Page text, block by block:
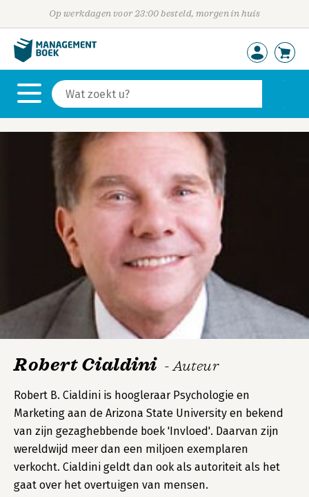
Op werkdagen voor 23:00 besteld, morgen in huis
Robert Cialdini - Auteur
Robert B. Cialdini is hoogleraar Psychologie en
Marketing aan de Arizona State University en bekend
van zijn gezaghebbende boek 'Invloed'. Daarvan zijn
wereldwijd meer dan een miljoen exemplaren
verkocht. Cialdini geldt dan ook als autoriteit als het
gaat over het overtuigen van mensen.